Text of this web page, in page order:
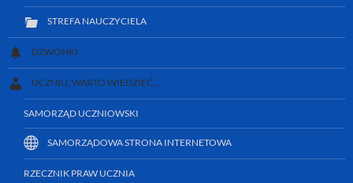
STREFA NAUCZYCIELA
DZWONKI
UCZNIU, WARTO WIEDZIEĆ…
SAMORZĄD UCZNIOWSKI
SAMORZĄDOWA STRONA INTERNETOWA
RZECZNIK PRAW UCZNIA